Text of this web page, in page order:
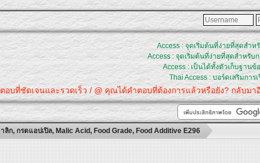
Access : จุดเริ่มต้นที่ง่ายที่สุดสำห
Access : จุดเริ่มต้นที่ง่ายที่สุดสำหรับก
Access : เป็นได้ทั้งตัวเก็บฐาน
Thai Access : บอร์ดเสริมกา
ชัดเจนและรวดเร็ว / @ คุณได้คำตอบที่ต้องการแล้วหรือยัง? กลับมาอีกสั
ก, กรดแอปเปิล, Malic Acid, Food Grade, Food Additive E296